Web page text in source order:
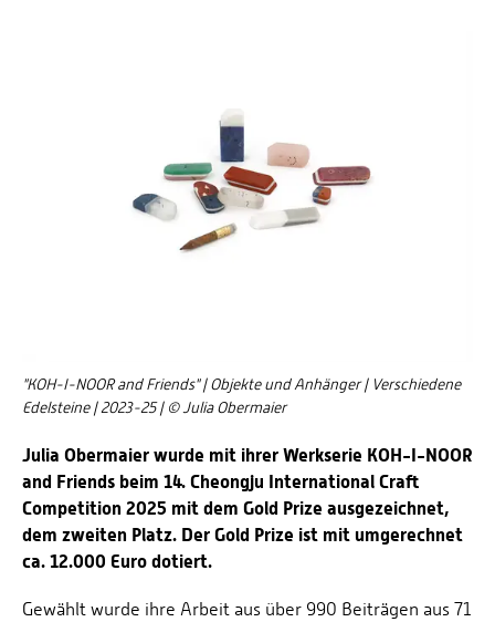
"KOH-I-NOOR and Friends" | Objekte und Anhänger | Verschiedene
Edelsteine | 2023-25 | © Julia Obermaier
Julia Obermaier wurde mit ihrer Werkserie KOH-I-NOOR
and Friends beim 14. Cheongju International Craft
Competition 2025 mit dem Gold Prize ausgezeichnet,
dem zweiten Platz. Der Gold Prize ist mit umgerechnet
ca. 12.000 Euro dotiert.
Gewählt wurde ihre Arbeit aus über 990 Beiträgen aus 71